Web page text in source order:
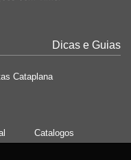
Dicas e Guias
Cataplana
Catalogos